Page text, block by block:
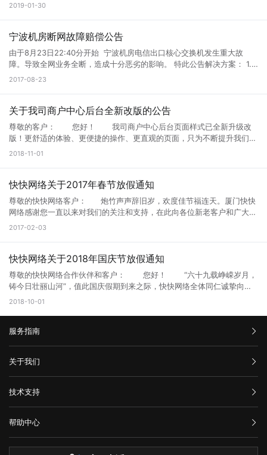
安全建议： 1、针对Windows 7、Windows Server 2008和Windows
Server 2008 R2的用户，及时安装官方安全补丁： 2008补丁下载地
载地址：https://portal.msrc.microsoft.com/en-US/security-
guidance/advisory/CVE-2019-0708 2、针对Windows 2003及
Windows XP的用户，及时更新系统版本或安装官方补丁： 2003 32位
http://s.kk30.com/windowsserver2003-kb4500331-x64-chs.exe
官方补丁下载地址：https://support.microsoft.com/zh-
双击安装完重启即可 相关链接：
https://portal.msrc.microsoft.com/en-US/security-
guidance/advisory/CVE-2019-0708 注：打完最新的远程漏洞补丁最好
时在线（急事可电话销售）不会影响用户的正常业务上架，售后处理等服
用，请联系销售提前续费，确保节日期间服务不会中断，由此给您带来的
不便，深表歉意。 假期期间如需其它帮助或疑问请随时联系我司24小
时服务热线： 24小时网维QQ：800088387 24小时电话：
4009188010 厦门快快网络科技有限公司 2019年1月30日
2019-01-30
宁波机房断网故障赔偿公告
由于8月23日22:40分开始 宁波机房电信出口核心交换机发生重大故
障。导致全网业务全断，造成十分恶劣的影响。 特此公告解决方案： 1.
所有宁波机器赔偿7天使用时间。 2.宁波机器允许补退差价更换到其他任
快快网络这几年发生的最大恶性机房事故， 也给我们深深地敲了个警
研。 进一步提升产品质量。
2017-08-23
关于我司商户中心后台全新改版的公告
尊敬的客户： 您好！ 我司商户中心后台页面样式已全新升级改
版！更舒适的体验、更便捷的操作、更直观的页面，只为不断提升我们的
服务水平。本次升级主要为页面样式优化及功能丰富化，让客户更加一目
支持。由此给您带来的不便，敬请谅解。 特此通告 厦门快快网络科技
2018-11-01
快快网络关于2017年春节放假通知
尊敬的快快网络客户： 炮竹声声辞旧岁，欢度佳节福连天。厦门快快
网络感谢您一直以来对我们的关注和支持，在此向各位新老客户和广大朋
友们拜个早年，预祝大家新春快乐！ 根据国务院办公厅关于2017年春
二、服务安排：假期期间，我司将安排工作人员24小时值班，不间断为
800088387 服务电话：0592-3337733
2017-02-03
快快网络关于2018年国庆节放假通知
尊敬的快快网络合作伙伴和客户： 您好！ “六十九载峥嵘岁月，
铸今日壮丽山河”，值此国庆假期到来之际，快快网络全体同仁诚挚向广
大合作伙伴和客户问好：祝大家节日快乐，欢度国庆佳节！ 根据
2、上班时间：10月8日（星期一）正常上班； 快快网络在假期
2、24小时售后服务企业QQ：800088387； 3、服务电话：0592-
3337733； 如遇到特殊重大事宜，需节后上班处理，不便之处，敬
请谅解！最后，再次感谢您一直以来对快快网络的支持与信赖，谢谢！
门：@小伙伴们，国庆假期，看好自己的钱袋子很重要！ 厦门快快
2018-10-01
服务指南
汇款信息
购买流程
服务条款
关于我们
公司介绍
举报中心
隐私声明
技术支持
网站备案
技术文档
帮助中心
服务器问题